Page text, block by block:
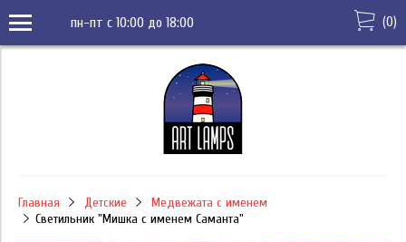
пн-пт с 10:00 до 18:00 (0)
Главная Детские
Медвежата с именем
Светильник "Мишка с именем Саманта"